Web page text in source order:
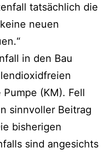
tatsächlich die
neuen
in den Bau
(KM). Fell
sinnvoller Beitrag
bisherigen
sind angesichts